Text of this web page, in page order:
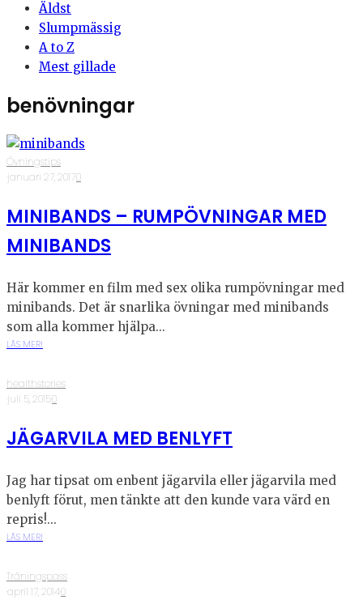
Äldst
Slumpmässig
A to Z
Mest gillade
benövningar
Övningstips
·januari 27, 2017·0
MINIBANDS – RUMPÖVNINGAR MED
MINIBANDS
Här kommer en film med sex olika rumpövningar med
minibands. Det är snarlika övningar med minibands
som alla kommer hjälpa...
LÄS MER!
healthstories
·juli 5, 2015·0
JÄGARVILA MED BENLYFT
Jag har tipsat om enbent jägarvila eller jägarvila med
benlyft förut, men tänkte att den kunde vara värd en
repris!...
LÄS MER!
Träningspass
·april 17, 2014·0